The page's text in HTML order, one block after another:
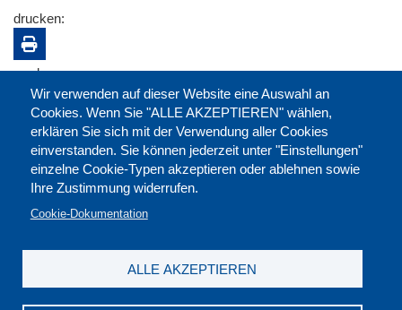
Wir verwenden auf dieser Website eine Auswahl an
Cookies. Wenn Sie "ALLE AKZEPTIEREN" wählen,
erklären Sie sich mit der Verwendung aller Cookies
einverstanden. Sie können jederzeit unter "Einstellungen"
einzelne Cookie-Typen akzeptieren oder ablehnen sowie
Ihre Zustimmung widerrufen.
Cookie-Dokumentation
ALLE AKZEPTIEREN
drucken:
merken: